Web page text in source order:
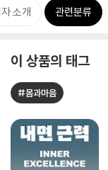
소개 관련분류
이 상품의 태그
#몸과마음